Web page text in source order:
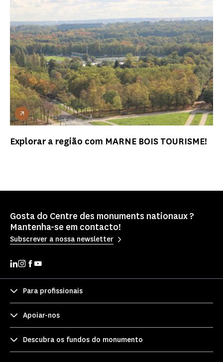
Explorar a região com MARNE BOIS TOURISME!
Gosta do Centre des monuments nationaux ?
Mantenha-se em contacto!
Subscrever a nossa newsletter
Para profissionais
Apoiar-nos
Descubra os fundos do monumento